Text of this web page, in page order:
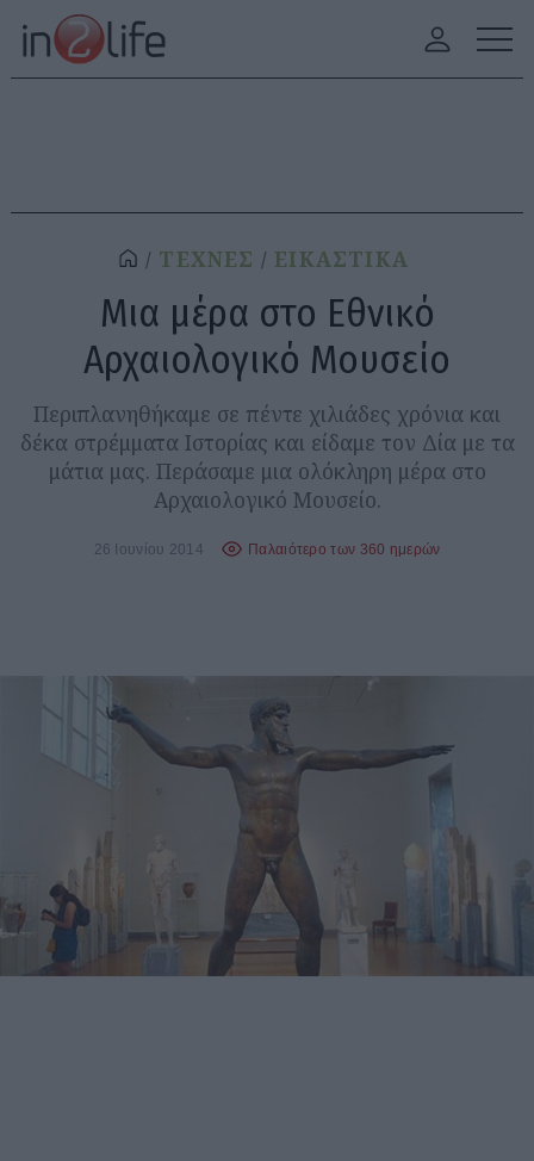
ΤΕΧΝΕΣ ΕΙΚΑΣΤΙΚΑ
Μια μέρα στο Εθνικό
Αρχαιολογικό Μουσείο
Περιπλανηθήκαμε σε πέντε χιλιάδες χρόνια και
δέκα στρέμματα Ιστορίας και είδαμε τον Δία με τα
μάτια μας. Περάσαμε μια ολόκληρη μέρα στο
Αρχαιολογικό Μουσείο.
26 Ιουνίου 2014 Παλαιότερο των 360 ημερών